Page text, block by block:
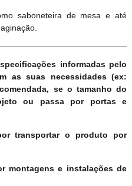
saboneteira de mesa e até
informadas pelo
as suas necessidades (ex:
se o tamanho do
ou passa por portas e
transportar o produto por
montagens e instalações de